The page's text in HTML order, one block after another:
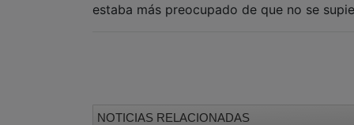
estaba más preocupado de que no se
NOTICIAS RELACIONADAS